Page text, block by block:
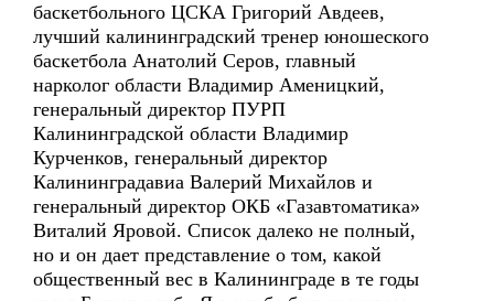
баскетбольного ЦСКА Григорий Авдеев,
лучший калининградский тренер юношеского
баскетбола Анатолий Серов, главный
нарколог области Владимир Аменицкий,
генеральный директор ПУРП
Калининградской области Владимир
Курченков, генеральный директор
Калининградавиа Валерий Михайлов и
генеральный директор ОКБ «Газавтоматика»
Виталий Яровой. Список далеко не полный,
но и он дает представление о том, какой
общественный вес в Калининграде в те годы